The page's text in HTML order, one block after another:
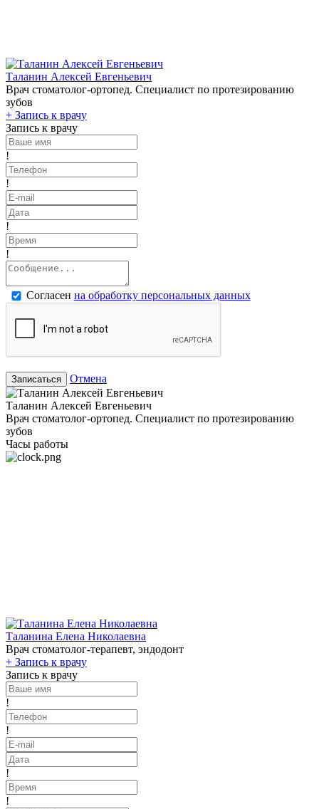
Таланин Алексей Евгеньевич
Врач стоматолог-ортопед. Специалист по протезированию
зубов
+ Запись к врачу
Запись к врачу
!
!
!
!
Согласен на обработку персональных данных
Записаться Отмена
Таланин Алексей Евгеньевич
Врач стоматолог-ортопед. Специалист по протезированию
зубов
Часы работы
Таланина Елена Николаевна
Врач стоматолог-терапевт, эндодонт
+ Запись к врачу
Запись к врачу
!
!
!
!